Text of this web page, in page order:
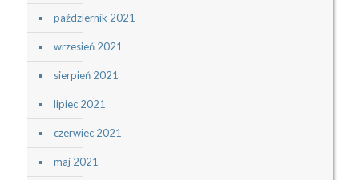
październik 2021
wrzesień 2021
sierpień 2021
lipiec 2021
czerwiec 2021
maj 2021